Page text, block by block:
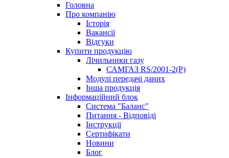
Головна
Про компанію
Історія
Вакансії
Відгуки
Купити продукцію
Лічильники газу
САМГАЗ RS/2001-2(Р)
Модулі передачі даних
Інша продукція
Інформаційний блок
Система "Баланс"
Питання - Відповіді
Інструкції
Сертифікати
Новини
Блог